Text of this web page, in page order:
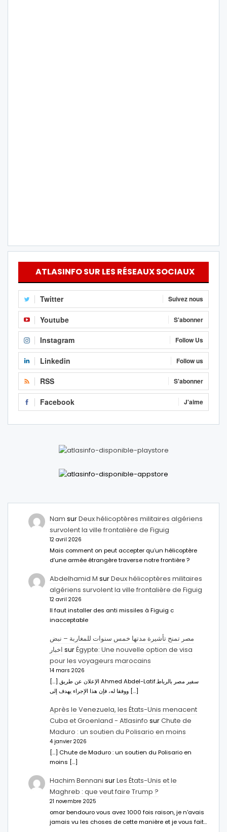
ATLASINFO SUR LES RÉSEAUX SOCIAUX
Twitter Suivez nous
Youtube S'abonner
Instagram Follow Us
Linkedin Follow us
RSS S'abonner
Facebook J'aime
Nam surDeux hélicoptères militaires algériens
survolent la ville frontalière de Figuig
12 avril 2026
Mais comment on peut accepter qu’un hélicoptère
d’une armée étrangère traverse notre frontière ?
Abdelhamid M surDeux hélicoptères militaires
algériens survolent la ville frontalière de Figuig
12 avril 2026
Il faut installer des anti missiles à Figuig c
inacceptable
مصر تمنح تأشيرة مدتها خمس سنوات للمغاربة – نبض
اخبار surÉgypte: Une nouvelle option de visa
pour les voyageurs marocains
14 mars 2026
[…] الإعلان عن طريق Ahmed Abdel-Latifسفير مصر بالرباط.
ووفقا له، فإن هذا الإجراء يهدف إلى […]
Après le Venezuela, les États-Unis menacent
Cuba et Groenland - Atlasinfo surChute de
Maduro : un soutien du Polisario en moins
4 janvier 2026
[…] Chute de Maduro : un soutien du Polisario en
moins […]
Hachim Bennani surLes États-Unis et le
Maghreb : que veut faire Trump ?
21 novembre 2025
omar bendouro vous avez 1000 fois raison, je n'avais
jamais vu les choses de cette manière et je vous fait…